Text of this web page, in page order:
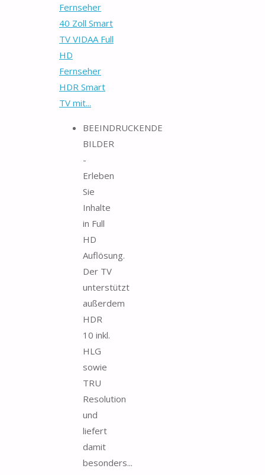
Fernseher
40 Zoll Smart
TV VIDAA Full
HD
Fernseher
HDR Smart
TV mit...
BEEINDRUCKENDE
BILDER
-
Erleben
Sie
Inhalte
in Full
HD
Auflösung.
Der TV
unterstützt
außerdem
HDR
10 inkl.
HLG
sowie
TRU
Resolution
und
liefert
damit
besonders...